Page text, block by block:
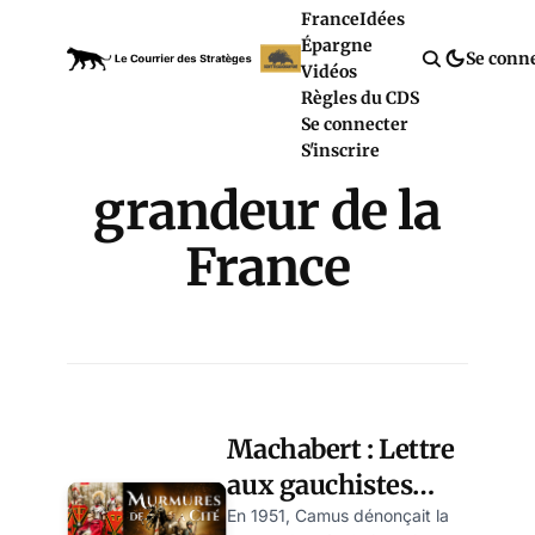
FranceIdées
Épargne
Vidéos
Règles du CDS
Se connecter
S'inscrire
Se
grandeur de la
France
Machabert : Lettre
aux gauchistes
censeurs de
En 1951, Camus dénonçait la